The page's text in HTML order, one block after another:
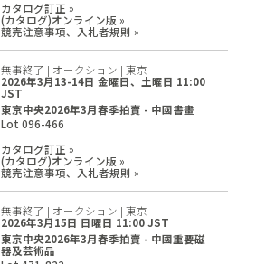
カタログ訂正 »
(カタログ)オンライン版 »
競売注意事項、入札者規則 »
無事終了 | オークション | 東京
2026年3月13-14日 金曜日、土曜日 11:00
JST
東京中央2026年3月春季拍賣 - 中國書畫
Lot 096-466
カタログ訂正 »
(カタログ)オンライン版 »
競売注意事項、入札者規則 »
無事終了 | オークション | 東京
2026年3月15日 日曜日 11:00 JST
東京中央2026年3月春季拍賣 - 中國重要磁
器及芸術品